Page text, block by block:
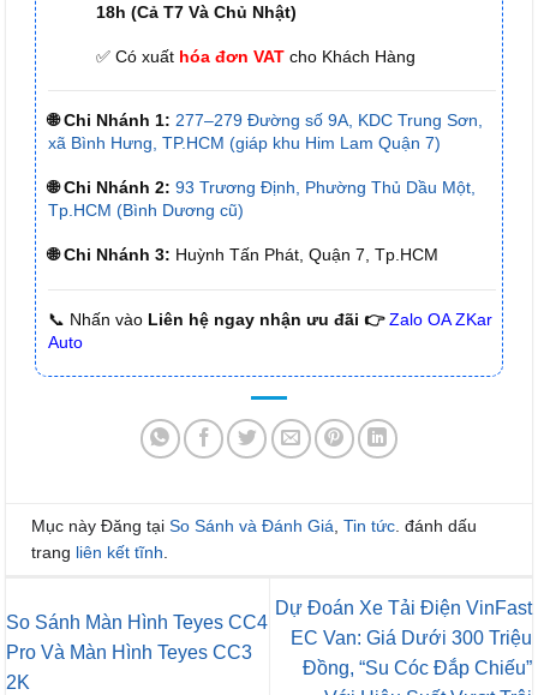
18h (Cả T7 Và Chủ Nhật)
✅ Có xuất hóa đơn VAT cho Khách Hàng
🌐 Chi Nhánh 1: 277–279 Đường số 9A, KDC Trung Sơn,
xã Bình Hưng, TP.HCM (giáp khu Him Lam Quận 7)
🌐 Chi Nhánh 2: 93 Trương Định, Phường Thủ Dầu Một,
Tp.HCM (Bình Dương cũ)
🌐 Chi Nhánh 3: Huỳnh Tấn Phát, Quận 7, Tp.HCM
📞 Nhấn vào Liên hệ ngay nhận ưu đãi 👉 Zalo OA ZKar
Auto
Mục này Đăng tại So Sánh và Đánh Giá Tin tức . đánh dấu
trang liên kết tĩnh
So Sánh Màn Hình Teyes CC4
Pro Và Màn Hình Teyes CC3
2K
Dự Đoán Xe Tải Điện VinFast
EC Van: Giá Dưới 300 Triệu
Đồng, “Su Cóc Đắp Chiếu”